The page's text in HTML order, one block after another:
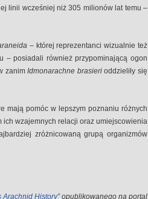
linii wcześniej niż 305 milionów lat temu –
– której reprezentanci wizualnie też
– posiadali również przypominającą ogon
zanimIdmonarachne brasierioddzieliły się
mają pomóc w lepszym poznaniu różnych
ich wzajemnych relacji oraz umiejscowienia
zróżnicowaną grupą organizmów
History”opublikowanego na portal